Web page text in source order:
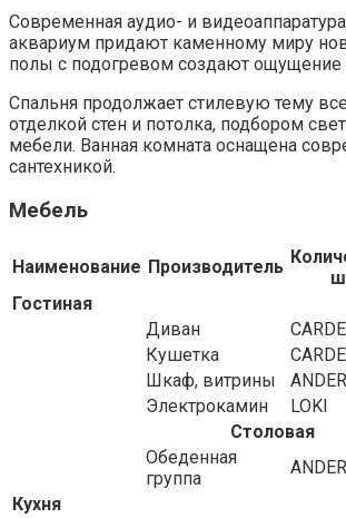
Современная аудио- и
аквариум придают каменному миру
полы с подогревом создают ощущение
Спальня продолжает стилевую тему
отделкой стен и потолка, подбором
мебели. Ванная комната оснащена
сантехникой.
Мебель
Наименование Производитель
Гостиная
Диван
Кушетка
Шкаф, витрины
Электрокамин
LOKI
Столовая
Обеденная
группа
Кухня